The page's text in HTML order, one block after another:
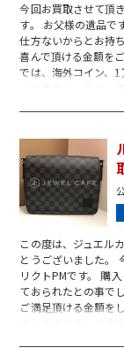
今回お買取させて頂
す。 お父様の遺品で
仕方ないからとお持
喜んで頂ける金額を
では、海外コイン、1
この機会に、是非
寄りくださいませ
この度は、ジュエル
とうございました。
リクトPMです。 購
ておられたとの事で
ご満足頂ける金額を
フェゆめタウン行
お買取強化中です!